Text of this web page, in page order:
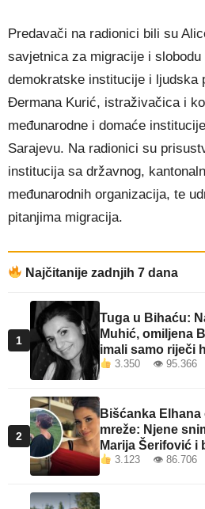
Predavači na radionici bili su
savjetnica za migracije i
demokratske institucije i ljudska
Đermana Kurić, istraživačica i
međunarodne i domaće
Sarajevu. Na radionici su
institucija sa državnog,
međunarodnih organizacija, te
pitanjima migracija.
Najčitanije zadnjih 7 dana
1
Tuga u Bihaću:
Muhić, omiljena
imali samo riječi
3.350 👁 95.366
2
Bišćanka
mreže: Njene
Marija Šerifović i
3.123 👁 86.706